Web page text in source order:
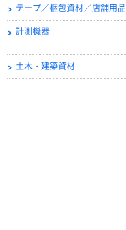
テープ／梱包資材／店舗用品
計測機器
土木・建築資材